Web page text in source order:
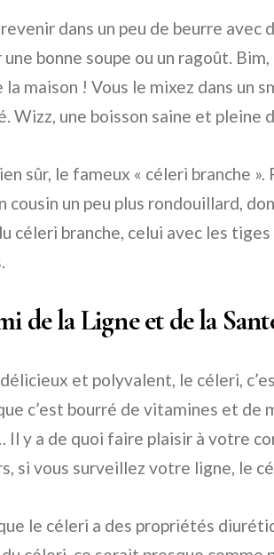
dans un peu de beurre avec
bonne soupe ou un ragoût.
maison ! Vous le mixez dans un
Wizz, une boisson saine et pleine
sûr, le fameux « céleri branche ».
cousin un peu plus rondouillard,
céleri branche, celui avec les
de la Ligne et de la
délicieux et polyvalent, le céleri,
c’est bourré de vitamines et de
Il y a de quoi faire plaisir à votre
si vous surveillez votre ligne, le
le céleri a des propriétés